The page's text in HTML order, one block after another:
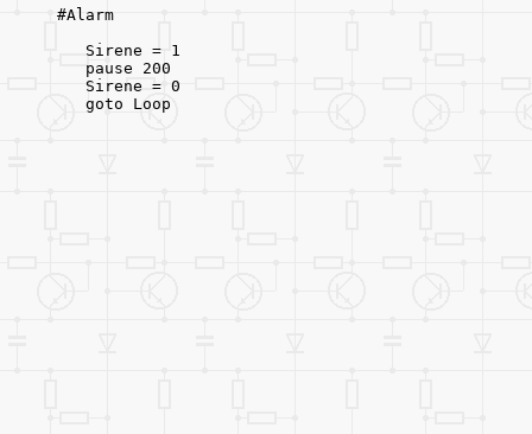
#Alarm
   Sirene = 1
   pause 200
   Sirene = 0
   goto Loop